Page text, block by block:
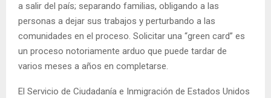
a salir del país; separando familias, obligando a las
personas a dejar sus trabajos y perturbando a las
comunidades en el proceso. Solicitar una “green card” es
un proceso notoriamente arduo que puede tardar de
varios meses a años en completarse.
El Servicio de Ciudadanía e Inmigración de Estados Unidos